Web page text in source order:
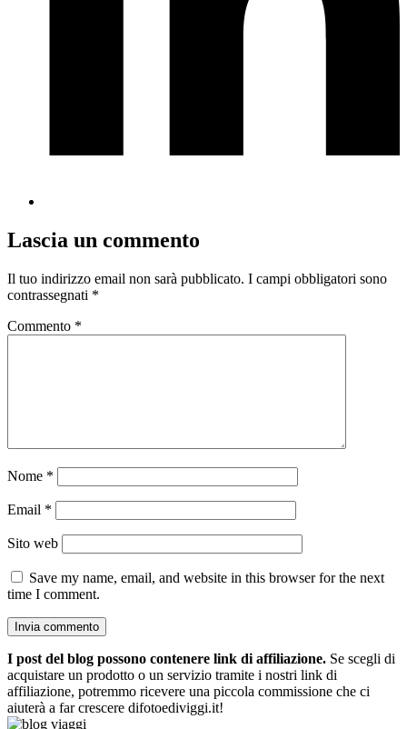
Lascia un commento
Il tuo indirizzo email non sarà pubblicato. I campi obbligatori sono
contrassegnati *
Commento *
Nome *
Email *
Sito web
Save my name, email, and website in this browser for the next
time I comment.
I post del blog possono contenere link di affiliazione. Se scegli di
acquistare un prodotto o un servizio tramite i nostri link di
affiliazione, potremmo ricevere una piccola commissione che ci
aiuterà a far crescere difotoediviggi.it!